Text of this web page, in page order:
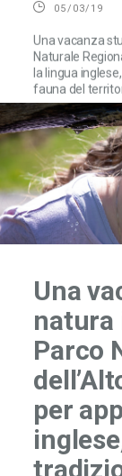
05/03/19
Una vacanza
Naturale
la lingua
fauna del
Una
natura
Parco
per